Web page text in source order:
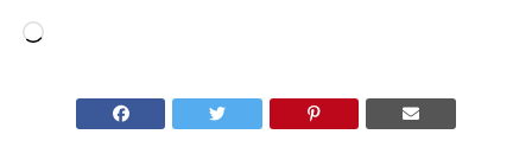
Cargando...